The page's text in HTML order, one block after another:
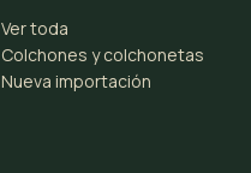
Ver toda
Colchones y colchonetas
Nueva importación